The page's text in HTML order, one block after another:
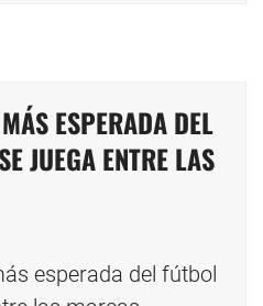
ESPERADA DEL
JUEGA ENTRE LAS